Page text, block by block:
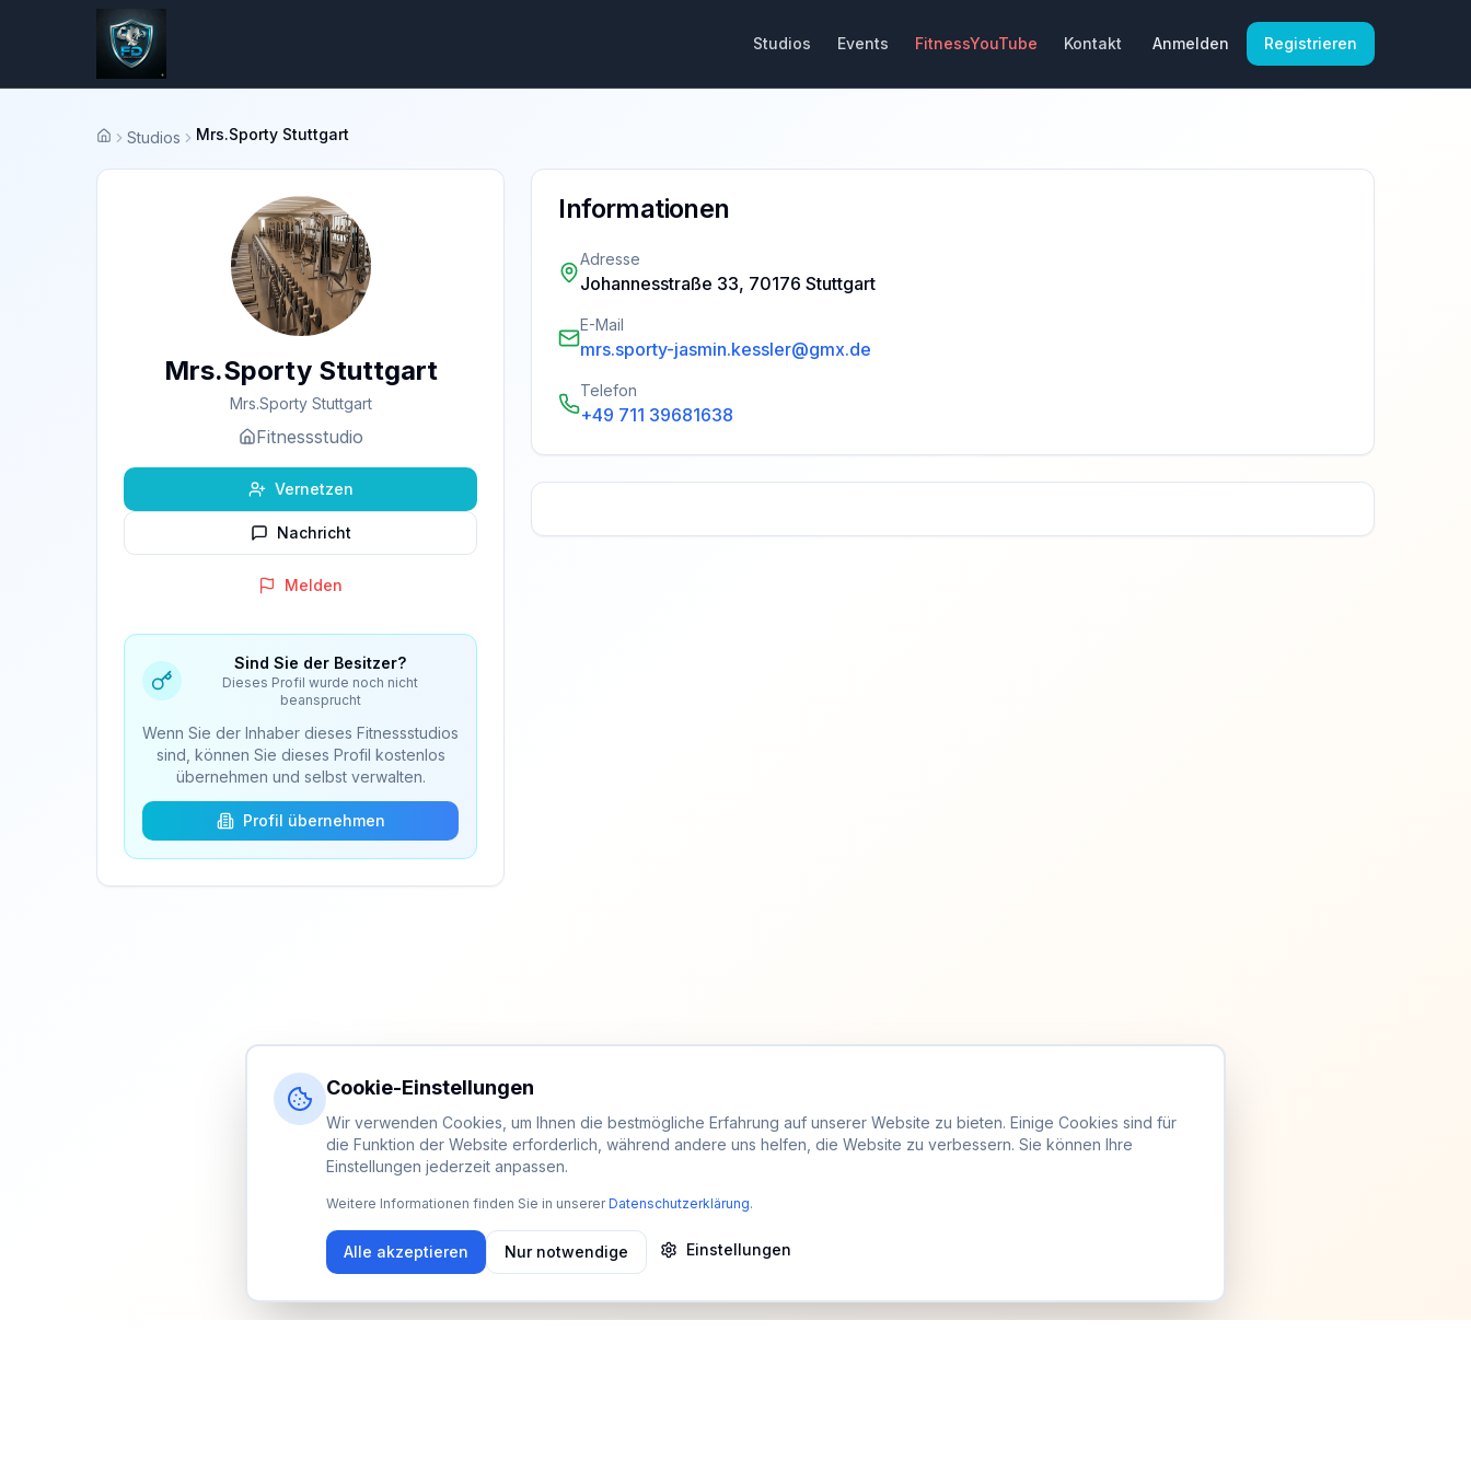
Studios Events FitnessYouTube Kontakt Anmelden Registrieren
Startseite
Studios Mrs.Sporty Stuttgart
Mrs.Sporty Stuttgart
Mrs.Sporty Stuttgart
Fitnessstudio
Vernetzen
Nachricht
Melden
Sind Sie der Besitzer?
Dieses Profil wurde noch nicht
beansprucht
Wenn Sie der Inhaber dieses Fitnessstudios
sind, können Sie dieses Profil kostenlos
übernehmen und selbst verwalten.
Profil übernehmen
Informationen
Adresse
Johannesstraße 33, 70176 Stuttgart
E-Mail
mrs.sporty-jasmin.kessler@gmx.de
Telefon
+49 711 39681638
Cookie-Einstellungen
Wir verwenden Cookies, um Ihnen die bestmögliche Erfahrung auf unserer Website zu bieten. Einige Cookies sind für
die Funktion der Website erforderlich, während andere uns helfen, die Website zu verbessern. Sie können Ihre
Einstellungen jederzeit anpassen.
Weitere Informationen finden Sie in unserer Datenschutzerklärung.
Alle akzeptieren Nur notwendige Einstellungen